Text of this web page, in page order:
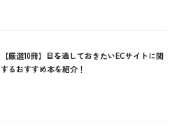
【厳選10冊】目を通しておきたいECサイトに関
するおすすめ本を紹介！